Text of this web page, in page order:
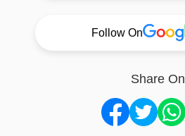
Follow On
Share On